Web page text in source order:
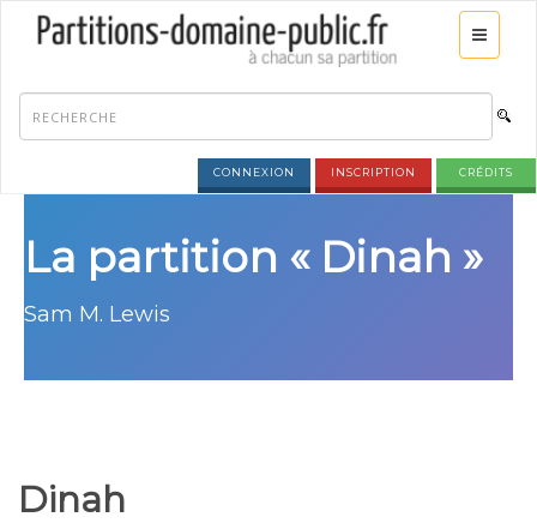
CONNEXION INSCRIPTION CRÉDITS
La partition « Dinah »
Sam M. Lewis
Dinah